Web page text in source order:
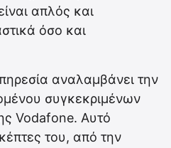
απλός και
όσο και
αναλαμβάνει την
συγκεκριμένων
Vodafone. Αυτό
του, από την